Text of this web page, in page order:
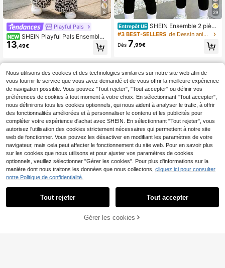
8
Playful Pals
NEW SHEIN Playful Pals Ensemble
2 pièces pour bébé fille, t-shirt trico
té et pantalon droit, Top col rond im
é nœud, automne/hiver, blanc crèm
e, thermique, tenue de mode sportiv
e
13 ,49€
29
Entrepôt UE SHEIN Ensemble 2 pièce
s/set pour bébé fille, mode décontra
ctée et polyvalente pour le printem
ps et l'été, ensemble t-shirt pour no
on mignon et doux avec motif de pe
t-shirt ample à col rond et manches
courtes et leggings noirs, ensemble
de vêtements printemps-été, tenue
décontractée pour sorties, rentrée s
colaire et fêtes
#3 BEST-SELLERS de Dessin animé Ensembles de t-shirts pour bébé fi
Dès 7,99€
CRAQUEZ DES MAINTENANT
Nous utilisons des cookies et des technologies similaires sur notre site web afin de
vous fournir le service que vous avez demandé et de vous offrir la meilleure expérience
de navigation possible. Vous pouvez "Tout rejeter", "Tout accepter" ou définir vos
préférences de cookies à tout moment à votre choix. En sélectionnant "Tout accepter",
nous définirons tous les cookies optionnels, qui nous aident à analyser le trafic, à offrir
des fonctionnalités améliorées et à personnaliser le contenu et les publicités pour
compléter votre expérience d'achat avec SHEIN. En sélectionnant "Tout rejeter", vous
autorisez l'utilisation des cookies strictement nécessaires qui permettent à notre site
web de fonctionner. Vous pouvez les désactiver en modifiant les paramètres de votre
navigateur, mais cela peut affecter le fonctionnement du site web. Pour en savoir plus
sur les cookies que nous utilisons et pour ajuster vos paramètres de cookies
optionnels, veuillez sélectionner "Gérer les cookies". Pour plus d'informations sur la
manière dont nous traitons les données que nous collectons, cliquez ici pour consulter
notre Politique de confidentialité.
Tout rejeter Tout accepter
Gérer les cookies